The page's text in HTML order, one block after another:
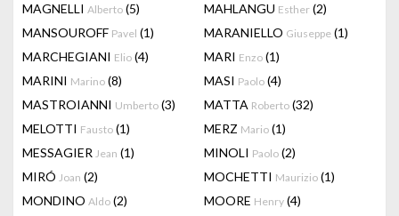
MAGNELLI Alberto (5) MAHLANGU Esther (2)
MANSOUROFF Pavel (1) MARANIELLO Giuseppe (1)
MARCHEGIANI Elio (4) MARI Enzo (1)
MARINI Marino (8) MASI Paolo (4)
MASTROIANNI Umberto (3) MATTA Roberto (32)
MELOTTI Fausto (1) MERZ Mario (1)
MESSAGIER Jean (1) MINOLI Paolo (2)
MIRÓ Joan (2) MOCHETTI Maurizio (1)
MONDINO Aldo (2) MOORE Henry (4)